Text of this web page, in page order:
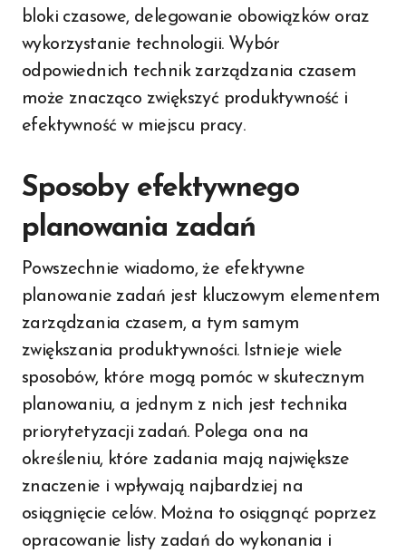
bloki czasowe, delegowanie obowiązków oraz
wykorzystanie technologii. Wybór
odpowiednich technik zarządzania czasem
może znacząco zwiększyć produktywność i
efektywność w miejscu pracy.
Sposoby efektywnego
planowania zadań
Powszechnie wiadomo, że efektywne
planowanie zadań jest kluczowym elementem
zarządzania czasem, a tym samym
zwiększania produktywności. Istnieje wiele
sposobów, które mogą pomóc w skutecznym
planowaniu, a jednym z nich jest technika
priorytetyzacji zadań. Polega ona na
określeniu, które zadania mają największe
znaczenie i wpływają najbardziej na
osiągnięcie celów. Można to osiągnąć poprzez
opracowanie listy zadań do wykonania i